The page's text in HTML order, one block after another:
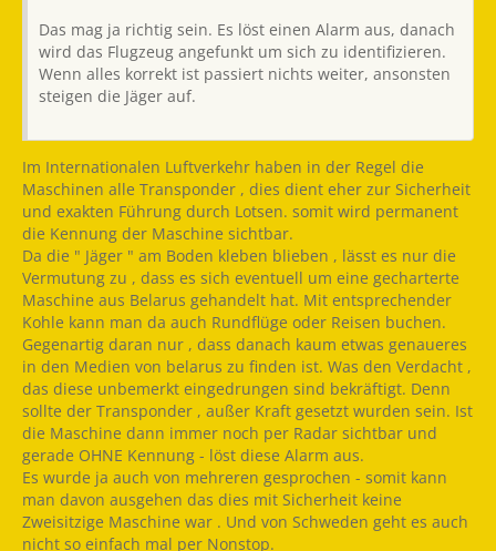
Das mag ja richtig sein. Es löst einen Alarm aus, danach
wird das Flugzeug angefunkt um sich zu identifizieren.
Wenn alles korrekt ist passiert nichts weiter, ansonsten
steigen die Jäger auf.
Im Internationalen Luftverkehr haben in der Regel die
Maschinen alle Transponder , dies dient eher zur Sicherheit
und exakten Führung durch Lotsen. somit wird permanent
die Kennung der Maschine sichtbar.
Da die " Jäger " am Boden kleben blieben , lässt es nur die
Vermutung zu , dass es sich eventuell um eine gecharterte
Maschine aus Belarus gehandelt hat. Mit entsprechender
Kohle kann man da auch Rundflüge oder Reisen buchen.
Gegenartig daran nur , dass danach kaum etwas genaueres
in den Medien von belarus zu finden ist. Was den Verdacht ,
das diese unbemerkt eingedrungen sind bekräftigt. Denn
sollte der Transponder , außer Kraft gesetzt wurden sein. Ist
die Maschine dann immer noch per Radar sichtbar und
gerade OHNE Kennung - löst diese Alarm aus.
Es wurde ja auch von mehreren gesprochen - somit kann
man davon ausgehen das dies mit Sicherheit keine
Zweisitzige Maschine war . Und von Schweden geht es auch
nicht so einfach mal per Nonstop.